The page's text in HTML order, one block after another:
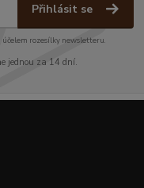
Přihlásit se
rozesílky newsletteru.
jednou za 14 dní.